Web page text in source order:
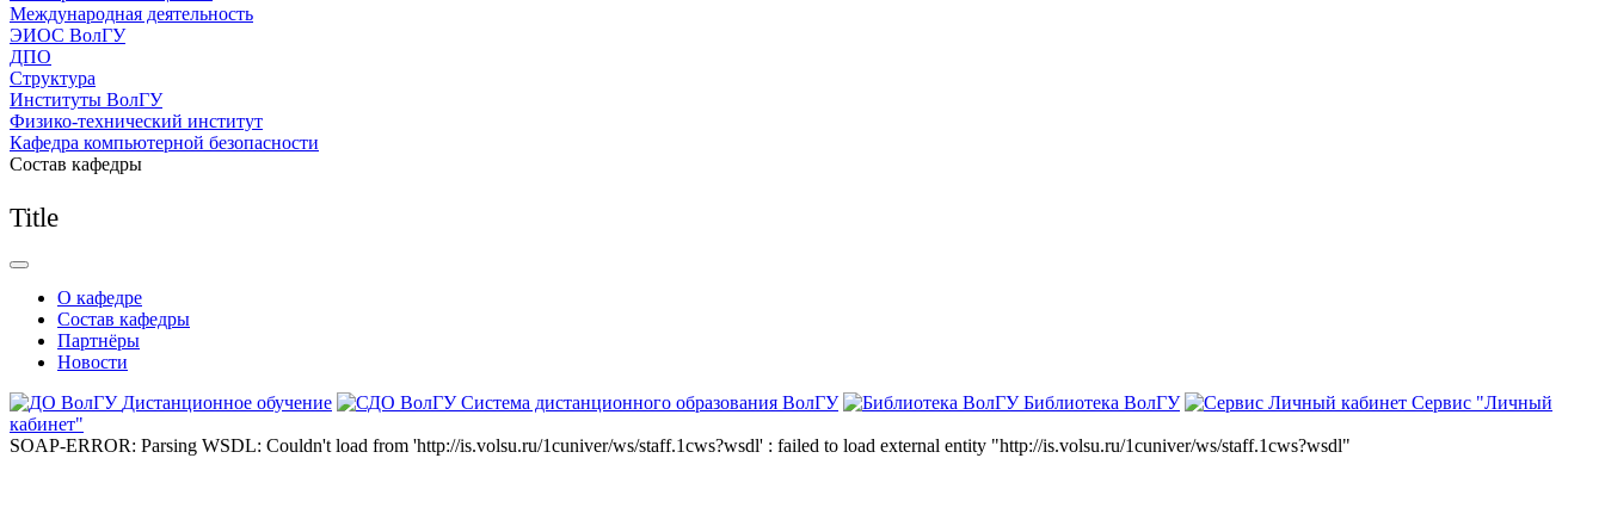
Международная деятельность
ЭИОС ВолГУ
ДПО
Структура
Институты ВолГУ
Физико-технический институт
Кафедра компьютерной безопасности
Состав кафедры
Title
О кафедре
Состав кафедры
Партнёры
Новости
Дистанционное обучение
Система дистанционного образования ВолГУ Библиотека ВолГУ
Сервис "Личный
кабинет"
SOAP-ERROR: Parsing WSDL: Couldn't load from 'http://is.volsu.ru/1cuniver/ws/staff.1cws?wsdl' : failed to load external entity "http://is.volsu.ru/1cuniver/ws/staff.1cws?wsdl"